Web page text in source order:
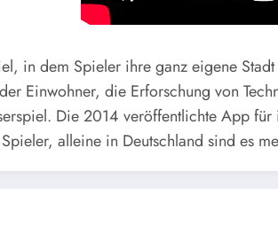
in dem Spieler ihre ganz eigene
Einwohner, die Erforschung von
Die 2014 veröffentlichte App
alleine in Deutschland sind es